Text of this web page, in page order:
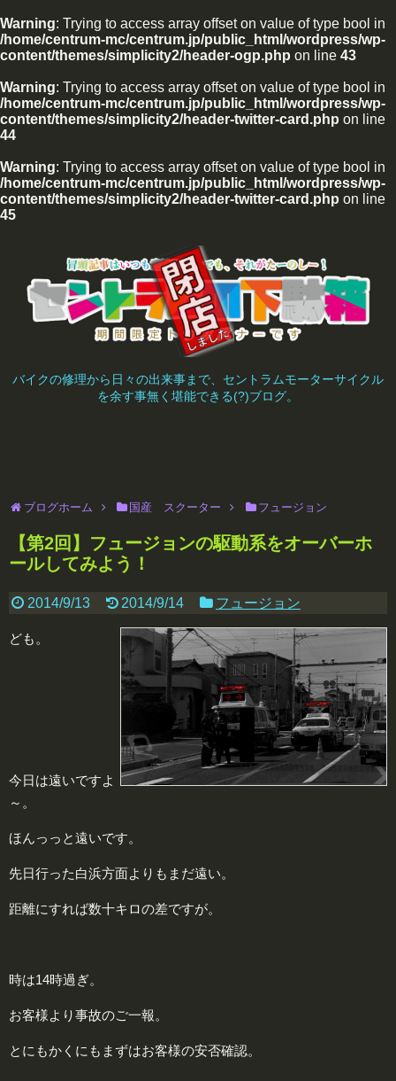
Warning: Trying to access array offset on value of type bool in
/home/centrum-mc/centrum.jp/public_html/wordpress/wp-
content/themes/simplicity2/header-ogp.php on line 43
Warning: Trying to access array offset on value of type bool in
/home/centrum-mc/centrum.jp/public_html/wordpress/wp-
content/themes/simplicity2/header-twitter-card.php on line
44
Warning: Trying to access array offset on value of type bool in
/home/centrum-mc/centrum.jp/public_html/wordpress/wp-
content/themes/simplicity2/header-twitter-card.php on line
45
バイクの修理から日々の出来事まで、セントラムモーターサイクル
を余す事無く堪能できる(?)ブログ。
ブログホーム 国産 スクーター フュージョン
【第2回】フュージョンの駆動系をオーバーホ
ールしてみよう！
2014/9/13 2014/9/14 フュージョン
ども。
今日は遠いですよ
～。
ほんっっと遠いです。
先日行った白浜方面よりもまだ遠い。
距離にすれば数十キロの差ですが。
時は14時過ぎ。
お客様より事故のご一報。
とにもかくにもまずはお客様の安否確認。